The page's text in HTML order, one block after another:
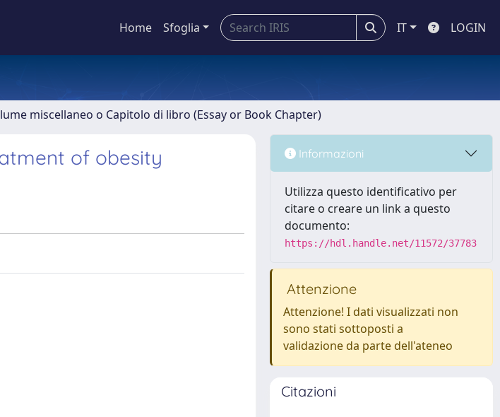
Home Sfoglia IT LOGIN
miscellaneo o Capitolo di libro (Essay or Book Chapter)
of obesity Informazioni
Utilizza questo identificativo per
citare o creare un link a questo
documento:
https://hdl.handle.net/11572/37783
Attenzione
Attenzione! I dati visualizzati non
sono stati sottoposti a
validazione da parte dell'ateneo
Citazioni